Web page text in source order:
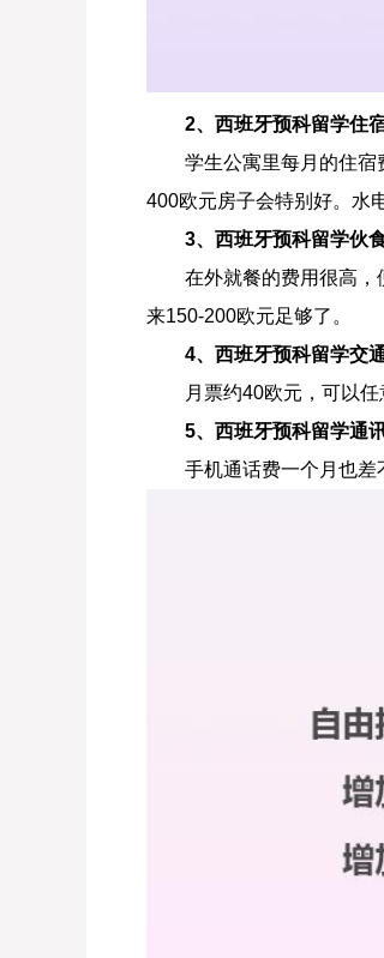
2、西班牙预科留学住
学生公寓里每月的住宿
400欧元房子会特别好。水
3、西班牙预科留学伙
在外就餐的费用很高，便
来150-200欧元足够了。
4、西班牙预科留学交
月票约40欧元，可以任
5、西班牙预科留学通
手机通话费一个月也差